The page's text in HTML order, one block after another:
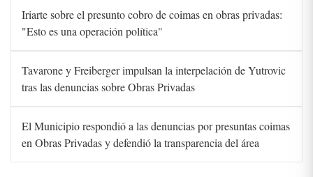
Iriarte sobre el presunto cobro de coimas en obras privadas:
"Esto es una operación política"
Tavarone y Freiberger impulsan la interpelación de Yutrovic
tras las denuncias sobre Obras Privadas
El Municipio respondió a las denuncias por presuntas coimas
en Obras Privadas y defendió la transparencia del área